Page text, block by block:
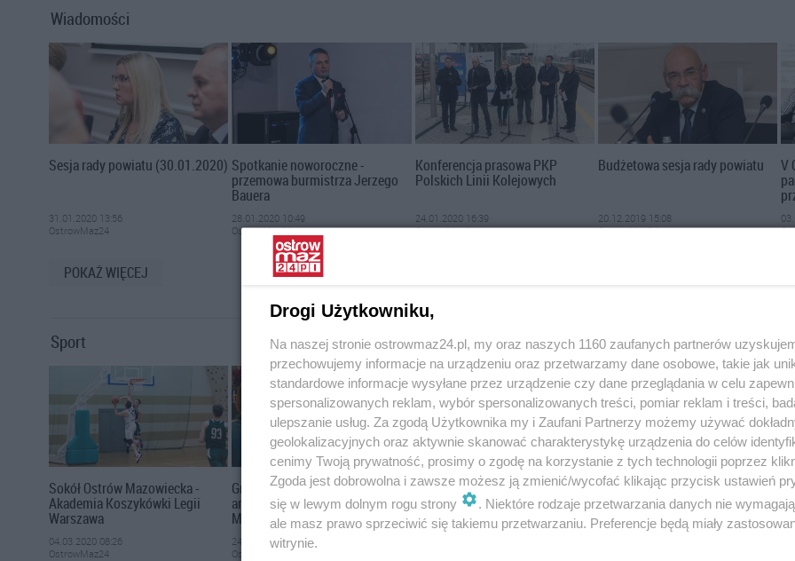
Wiadomości
Sesja rady powiatu (30.01.2020)
31.01.2020 13:56
OstrowMaz24
Spotkanie noworoczne -
przemowa burmistrza Jerzego
Bauera
28.01.2020 10:49
OstrowMaz24
Konferencja prasowa PKP
Polskich Linii Kolejowych
24.01.2020 16:39
OstrowMaz24
Budżetowa sesja rady powiatu
20.12.2019 15:08
OstrowMaz24
V
POKAŻ WIĘCEJ
Sport
Sokół Ostrów Mazowiecka -
Akademia Koszykówki Legii
Warszawa
04.03.2020 08:26
OstrowMaz24
Grand Prix w tenisie stołowym
amatorów w Ostrowi
Mazowieckiej
24.01.2020 13:39
OstrowMaz24
Grand Prix w tenisie stołowym
amatorów w Ostrowi
Mazowieckiej
Ostrowski Festiwal Pływacki
Swim & Joy
Drogi Użytkowniku,
Na naszej stronie ostrowmaz24.pl, my oraz naszych 1160 zaufanych partnerów
przechowujemy informacje na urządzeniu oraz przetwarzamy dane osobowe, takie jak
standardowe informacje wysyłane przez urządzenie czy dane przeglądania w celu
spersonalizowanych reklam, wybór spersonalizowanych treści, pomiar reklam i treści,
ulepszanie usług. Za zgodą Użytkownika my i Zaufani Partnerzy możemy używać
geolokalizacyjnych oraz aktywnie skanować charakterystykę urządzenia do celów
cenimy Twoją prywatność, prosimy o zgodę na korzystanie z tych technologii poprzez
Zgoda jest dobrowolna i zawsze możesz ją zmienić/wycofać klikając przycisk ustawień
się w lewym dolnym rogu strony
. Niektóre rodzaje przetwarzania danych nie
ale masz prawo sprzeciwić się takiemu przetwarzaniu. Preferencje będą miały
witrynie.